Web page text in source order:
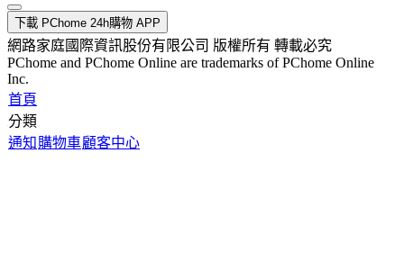
下載 PChome 24h購物 APP
網路家庭國際資訊股份有限公司 版權所有 轉載必究
PChome and PChome Online are trademarks of PChome Online
Inc.
首頁
分類
通知 購物車顧客中心